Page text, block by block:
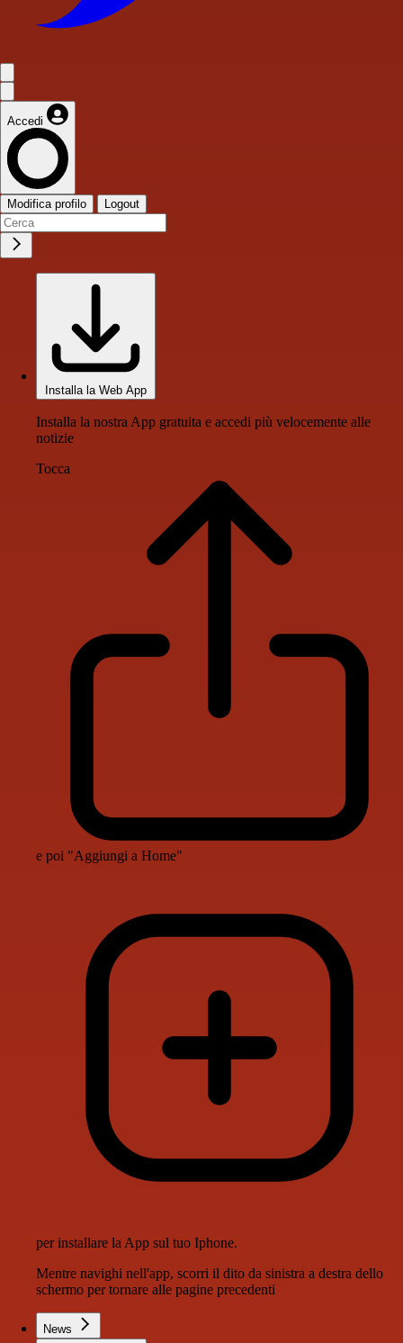
Accedi
Modifica profilo Logout
Installa la Web App
Installa la nostra App gratuita e accedi più velocemente alle
notizie
Tocca
e poi "Aggiungi a Home"
per installare la App sul tuo Iphone.
Mentre navighi nell'app, scorri il dito da sinistra a destra dello
schermo per tornare alle pagine precedenti
News